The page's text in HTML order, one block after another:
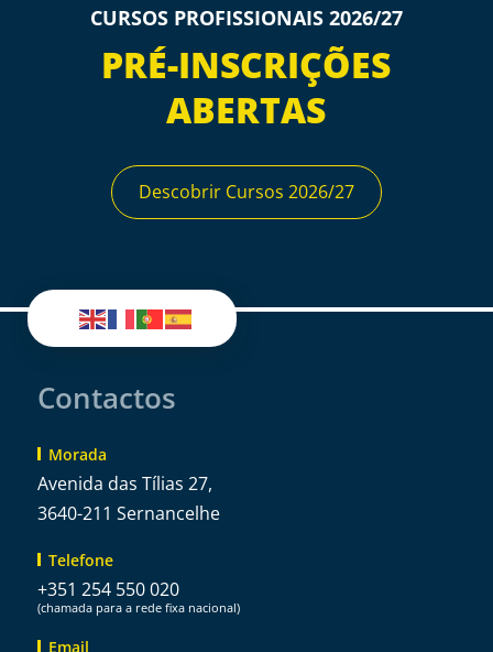
CURSOS PROFISSIONAIS 2026/27
PRÉ-INSCRIÇÕES
ABERTAS
Descobrir Cursos 2026/27
Contactos
Morada
Avenida das Tílias 27,
3640-211 Sernancelhe
Telefone
+351 254 550 020
(chamada para a rede fixa nacional)
Email